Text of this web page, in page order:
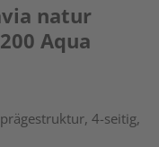
natur
Aqua
4-seitig,